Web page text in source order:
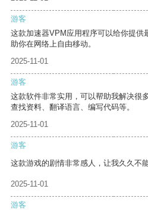
游客
这款加速器VPM应用程序可以给你提供
助你在网络上自由移动。
2025-11-01
游客
这款软件非常实用，可以帮助我解决很
查找资料、翻译语言、编写代码等。
2025-11-01
游客
这款游戏的剧情非常感人，让我久久不能
2025-11-01
游客